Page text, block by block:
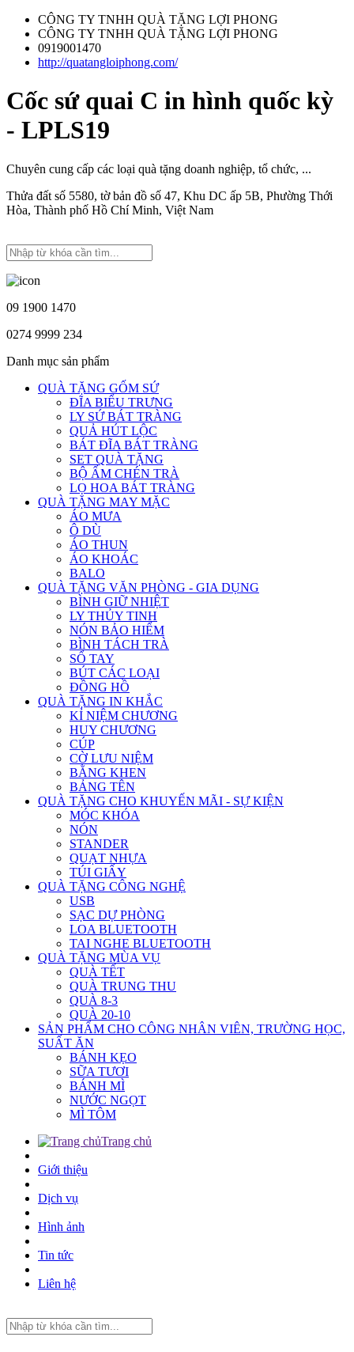
CÔNG TY TNHH QUÀ TẶNG LỢI PHONG
CÔNG TY TNHH QUÀ TẶNG LỢI PHONG
0919001470
http://quatangloiphong.com/
Cốc sứ quai C in hình quốc kỳ
- LPLS19
Chuyên cung cấp các loại quà tặng doanh nghiệp, tổ chức, ...
Thửa đất số 5580, tờ bản đồ số 47, Khu DC ấp 5B, Phường Thới
Hòa, Thành phố Hồ Chí Minh, Việt Nam
09 1900 1470
0274 9999 234
Danh mục sản phẩm
QUÀ TẶNG GỐM SỨ
ĐĨA BIỂU TRƯNG
LY SỨ BÁT TRÀNG
QUẢ HÚT LỘC
BÁT ĐĨA BÁT TRÀNG
SET QUÀ TẶNG
BỘ ẤM CHÉN TRÀ
LỌ HOA BÁT TRÀNG
QUÀ TẶNG MAY MẶC
ÁO MƯA
Ô DÙ
ÁO THUN
ÁO KHOÁC
BALO
QUÀ TẶNG VĂN PHÒNG - GIA DỤNG
BÌNH GIỮ NHIỆT
LY THỦY TINH
NÓN BẢO HIỂM
BÌNH TÁCH TRÀ
SỔ TAY
BÚT CÁC LOẠI
ĐỒNG HỒ
QUÀ TẶNG IN KHẮC
KỈ NIỆM CHƯƠNG
HUY CHƯƠNG
CÚP
CỜ LƯU NIỆM
BẰNG KHEN
BẢNG TÊN
QUÀ TẶNG CHO KHUYẾN MÃI - SỰ KIỆN
MÓC KHÓA
NÓN
STANDER
QUẠT NHỰA
TÚI GIẤY
QUÀ TẶNG CÔNG NGHỆ
USB
SẠC DỰ PHÒNG
LOA BLUETOOTH
TAI NGHE BLUETOOTH
QUÀ TẶNG MÙA VỤ
QUÀ TẾT
QUÀ TRUNG THU
QUÀ 8-3
QUÀ 20-10
SẢN PHẨM CHO CÔNG NHÂN VIÊN, TRƯỜNG HỌC,
SUẤT ĂN
BÁNH KẸO
SỮA TƯƠI
BÁNH MÌ
NƯỚC NGỌT
MÌ TÔM
Trang chủ
Giới thiệu
Dịch vụ
Hình ảnh
Tin tức
Liên hệ